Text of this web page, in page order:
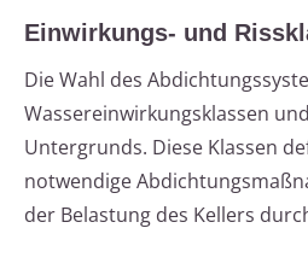
Einwirkungs- und
Die Wahl des
Wassereinwirkungsklassen
Untergrunds. Diese Klassen
notwendige
der Belastung des Kellers